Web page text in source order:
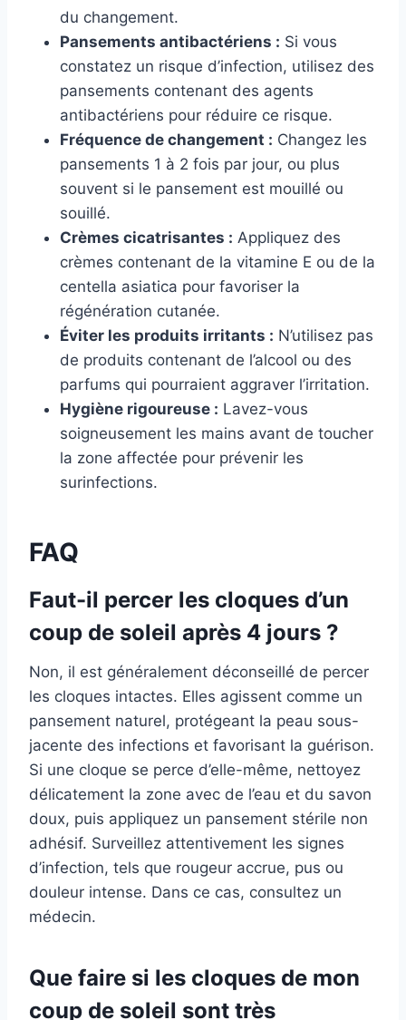
du changement.
Pansements antibactériens : Si vous
constatez un risque d’infection, utilisez des
pansements contenant des agents
antibactériens pour réduire ce risque.
Fréquence de changement : Changez les
pansements 1 à 2 fois par jour, ou plus
souvent si le pansement est mouillé ou
souillé.
Crèmes cicatrisantes : Appliquez des
crèmes contenant de la vitamine E ou de la
centella asiatica pour favoriser la
régénération cutanée.
Éviter les produits irritants : N’utilisez pas
de produits contenant de l’alcool ou des
parfums qui pourraient aggraver l’irritation.
Hygiène rigoureuse : Lavez-vous
soigneusement les mains avant de toucher
la zone affectée pour prévenir les
surinfections.
FAQ
Faut-il percer les cloques d’un
coup de soleil après 4 jours ?
Non, il est généralement déconseillé de percer
les cloques intactes. Elles agissent comme un
pansement naturel, protégeant la peau sous-
jacente des infections et favorisant la guérison.
Si une cloque se perce d’elle-même, nettoyez
délicatement la zone avec de l’eau et du savon
doux, puis appliquez un pansement stérile non
adhésif. Surveillez attentivement les signes
d’infection, tels que rougeur accrue, pus ou
douleur intense. Dans ce cas, consultez un
médecin.
Que faire si les cloques de mon
coup de soleil sont très